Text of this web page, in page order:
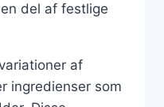
del af festlige
af
ingredienser som